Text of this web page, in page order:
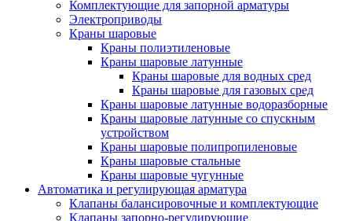
Комплектующие для запорной арматуры
Электроприводы
Краны шаровые
Краны полиэтиленовые
Краны шаровые латунные
Краны шаровые для водных сред
Краны шаровые для газовых сред
Краны шаровые латунные водоразборные
Краны шаровые латунные со спускным
устройством
Краны шаровые полипропиленовые
Краны шаровые стальные
Краны шаровые чугунные
Автоматика и регулирующая арматура
Клапаны балансировочные и комплектующие
Клапаны запорно-регулирующие